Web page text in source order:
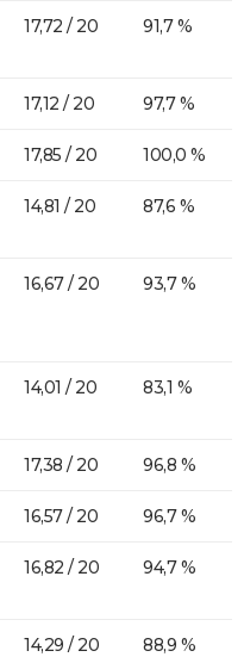
17,72 / 20 91,7 %
17,12 / 20 97,7 %
17,85 / 20 100,0 %
14,81 / 20 87,6 %
16,67 / 20 93,7 %
14,01 / 20 83,1 %
17,38 / 20 96,8 %
16,57 / 20 96,7 %
16,82 / 20 94,7 %
14,29 / 20 88,9 %